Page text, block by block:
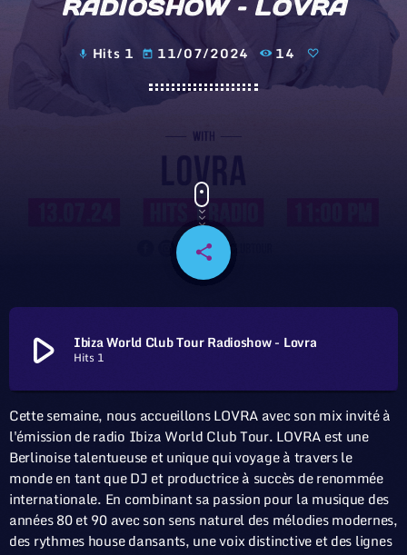
RADIOSHOW – LOVRA
mic Hits 1 today 11/07/2024 14
share
email
play_arrow Ibiza World Club Tour Radioshow - Lovra
Hits 1
Cette semaine, nous accueillons LOVRA avec son mix invité à
l'émission de radio Ibiza World Club Tour. LOVRA est une
Berlinoise talentueuse et unique qui voyage à travers le
monde en tant que DJ et productrice à succès de renommée
internationale. En combinant sa passion pour la musique des
années 80 et 90 avec son sens naturel des mélodies modernes,
des rythmes house dansants, une voix distinctive et des lignes